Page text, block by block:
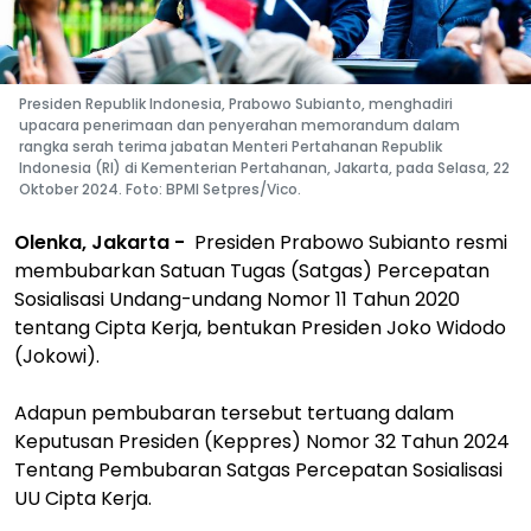
Presiden Republik Indonesia, Prabowo Subianto, menghadiri
upacara penerimaan dan penyerahan memorandum dalam
rangka serah terima jabatan Menteri Pertahanan Republik
Indonesia (RI) di Kementerian Pertahanan, Jakarta, pada Selasa, 22
Oktober 2024. Foto: BPMI Setpres/Vico.
Olenka, Jakarta - Presiden Prabowo Subianto resmi
membubarkan Satuan Tugas (Satgas) Percepatan
Sosialisasi Undang-undang Nomor 11 Tahun 2020
tentang Cipta Kerja, bentukan Presiden Joko Widodo
(Jokowi).
Adapun pembubaran tersebut tertuang dalam
Keputusan Presiden (Keppres) Nomor 32 Tahun 2024
Tentang Pembubaran Satgas Percepatan Sosialisasi
UU Cipta Kerja.